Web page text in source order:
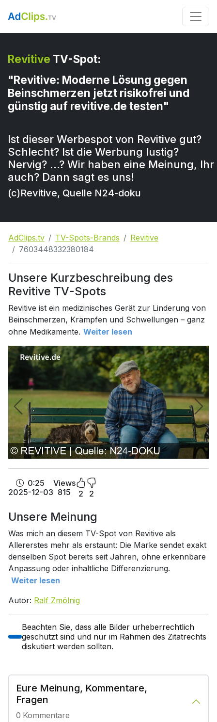
Revitive TV-Spot:
"Revitive: Moderne Lösung gegen
Beinschmerzen jetzt risikofrei und
günstig auf revitive.de testen"
Ist dieser Werbespot von Revitive gut?
Schlecht? Ist die Werbung lustig?
Nervig? …? Wir haben eine Meinung, Ihr
auch? Dann sagt es uns!
(c)Revitive, Quelle N24-doku
AdClips.tv TV-Spots-Brands
Revitive
7603448332380184
Unsere Kurzbeschreibung des
Revitive TV-Spots
Revitive ist ein medizinisches Gerät zur Linderung von
Beinschmerzen, Krämpfen und Schwellungen – ganz
ohne Medikamente. Weiter lesen
0:25
2025-12-03
Views
815
2 2
Unsere Meinung
Was mich an diesem TV-Spot von Revitive als
Allererstes mehr als erstaunt: Die Marke sendet exakt
denselben Spot bereits seit Jahren, ohne erkennbare
Anpassung oder inhaltliche Differenzierung.
Weiter lesen
Autor: Ralf Zmölnig
Beachten Sie, dass alle Bilder urheberrechtlich
geschützt sind und nur im Rahmen des Zitatrechts
diskutiert werden sollten.
Eure Meinung, Kommentare,
Fragen
0 Kommentare